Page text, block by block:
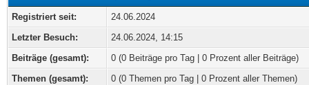
Registriert seit:
24.06.2024
Letzter Besuch:
24.06.2024, 14:15
Beiträge (gesamt):
0 (0 Beiträge pro Tag | 0 Prozent aller Beiträge)
Themen (gesamt):
0 (0 Themen pro Tag | 0 Prozent aller Themen)